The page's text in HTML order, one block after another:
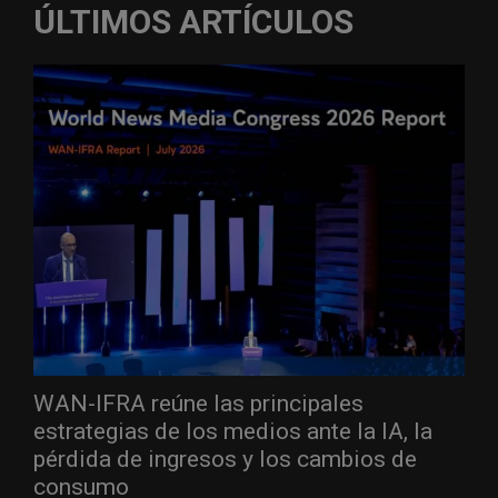
ÚLTIMOS ARTÍCULOS
WAN-IFRA reúne las principales
estrategias de los medios ante la IA, la
pérdida de ingresos y los cambios de
consumo